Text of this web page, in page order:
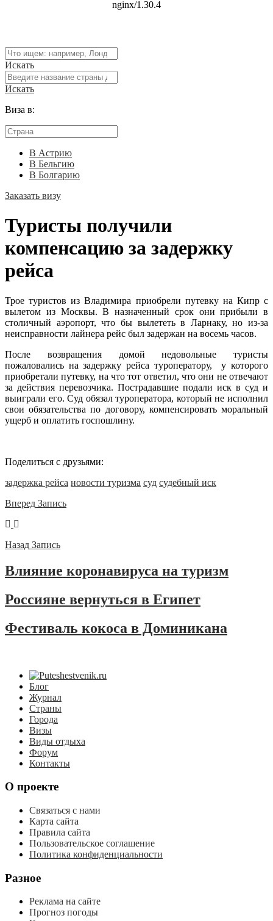
Искать
Искать
Виза в:
В Астрию
В Бельгию
В Болгарию
Заказать визу
Туристы получили
компенсацию за задержку
рейса
Трое туристов из Владимира приобрели путевку на Кипр с
вылетом из Москвы. В назначенный срок они прибыли в
столичный аэропорт, что бы вылететь в Ларнаку, но из-за
неисправности лайнера рейс был задержан на восемь часов.
После возвращения домой недовольные туристы
пожаловались на задержку рейса туроператору, у которого
приобретали путевку, на что тот ответил, что они не отвечают
за действия перевозчика. Пострадавшие подали иск в суд и
выиграли его. Суд обязал туроператора, который не исполнил
свои обязательства по договору, компенсировать моральный
ущерб и оплатить госпошлину.
Поделиться с друзьями:
задержка рейса новости туризма суд судебный иск
Вперед Запись
Назад Запись
Влияние коронавируса на туризм
Россияне вернуться в Египет
Фестиваль кокоса в Доминикана
Блог
Журнал
Страны
Города
Визы
Виды отдыха
Форум
Контакты
О проекте
Связаться с нами
Карта сайта
Правила сайта
Пользовательское соглашение
Политика конфиденциальности
Разное
Реклама на сайте
Прогноз погоды